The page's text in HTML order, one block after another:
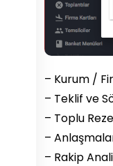
– Kurum /
– Teklif ve
– Toplu
–
– Rakip